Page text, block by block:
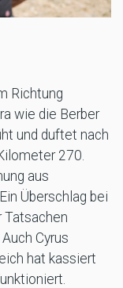
Richtung
wie die Berber
und duftet nach
270.
aus
Überschlag bei
Tatsachen
Cyrus
hat kassiert